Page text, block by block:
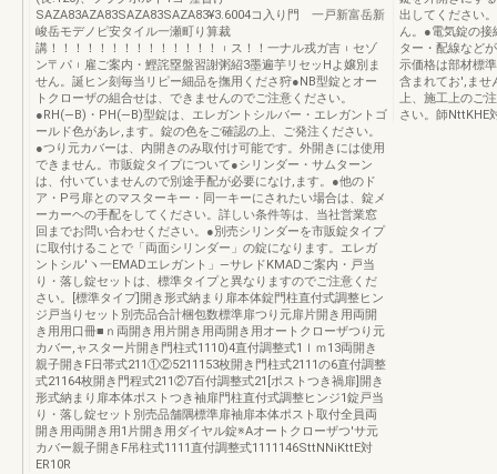
SAZA83AZA83SAZA83SAZA83¥3.6004コ入り門 一戸新富岳新
峻岳モデノピ安タイル一瀬町り算裁
講！！！！！！！！！！！！！！︲ス！！一ナル戎ガ吉︲セゾ
ン〒パ︲雇ご案内・鰹詫塁盤習謝粥紹3墨遍芋リセッHよ嬢別ま
せん。誕ヒン刻毎当リピー細品を撫用くださ狩●NB型錠とオー
トクローザの組合せは、できませんのでご注意ください。
●RH(―B)・PH(―B)型錠は、エレガントシルバー・エレガントゴ
ールド色があレ,ます。錠の色をご確認の上、ご発注ください。
●つり元カバーは、内開きのみ取付け可能です。外開きには使用
できません。市販錠タイプについて●シリンダー・サムターン
は、付いていませんので別途手配が必要になけ,ます。●他のド
ア・P弓扉とのマスターキー・同一キーにされたい場合は、錠メ
ーカーヘの手配をしてください。詳しい条件等は、当社営業窓
回までお問い合わせください。●別売シリンダーを市販錠タイプ
に取付けることで「両面シリンダー」の錠になります。エレガ
ントシル′ヽ一EMADエレガント」―サレドKMADご案内・戸当
り・落し錠セットは、標準タイプと異なりますのでご注意くだ
さい。[標準タイプ]開き形式納まり扉本体錠門柱直付式調整ヒン
ジ戸当りセット別売品合計梱包数標準扉つり元扉片開き用両開
き用用口冊■ｎ両開き用片開き用両開き用オートクローザつり元
カバー,ャスター片開き門柱式1110)4直付調整式1ｌｍ13両開き
親子開きF日帯式211①②5211153枚開き門柱式2111の6直付調整
式21164枚開き門程式211②7百付調整式21[ポストつき禍扉]開き
形式納まり扉本体ポストつき袖扉門柱直付式調整ヒンジ1錠戸当
り・落し錠セット別売品舗隅標準扉袖扉本体ポスト取付全員両
開き用両開き用1片開き用ダイヤル錠※Aオートクローザつ'サ元
カバー親子開きF吊柱式1111直付調整式1111146SttNNiKttE対
ER10R
出してください
ん。●電気錠の接
ター・配線など
示価格は部材標
含まれてお',ませ
上、施工上のご
さい。師NttKHE